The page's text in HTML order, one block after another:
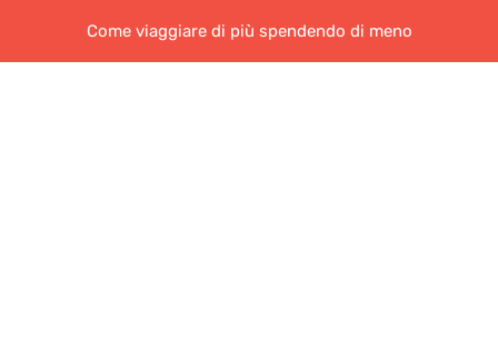
Come viaggiare di più spendendo di meno